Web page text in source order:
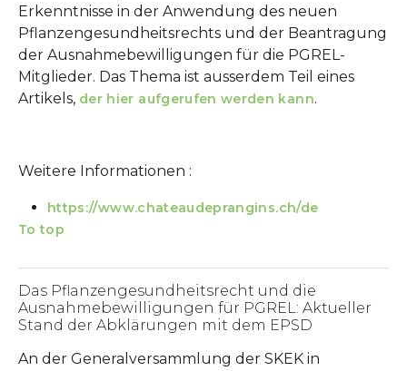
Erkenntnisse in der Anwendung des neuen
Pflanzengesundheitsrechts und der Beantragung
der Ausnahmebewilligungen für die PGREL-
Mitglieder. Das Thema ist ausserdem Teil eines
Artikels, der hier aufgerufen werden kann.
Weitere Informationen :
https://www.chateaudeprangins.ch/de
To top
Das Pflanzengesundheitsrecht und die
Ausnahmebewilligungen für PGREL: Aktueller
Stand der Abklärungen mit dem EPSD
An der Generalversammlung der SKEK in